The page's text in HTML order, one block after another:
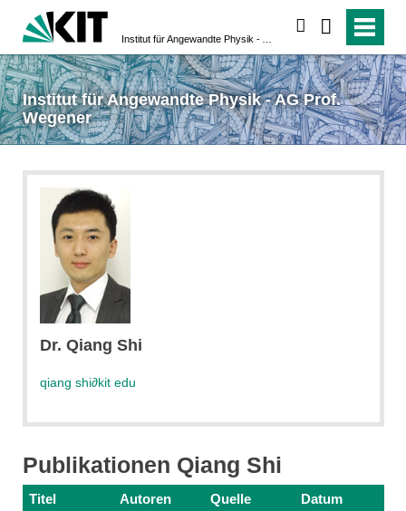
Institut für Angewandte Physik - AG Prof.
Wegener
Dr. Qiang Shi
qiang shi∂kit edu
Publikationen Qiang Shi
Titel Autoren Quelle Datum